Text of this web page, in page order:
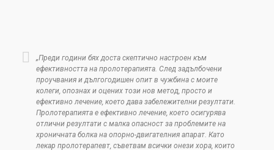
„Преди години бях доста скептично настроен към
ефективността на пролотерапията. След задълбочени
проучвания и дългогодишен опит в чужбина с моите
колеги, опознах и оцених този нов метод, просто и
ефективно лечение, което дава забележителни резултати.
Пролотерапията е ефективно лечение, което осигурява
отлични резултати с малка опасност за проблемите на
хроничната болка на опорно-двигателния апарат. Като
лекар пролотерапевт, съветвам всички онези хора, които